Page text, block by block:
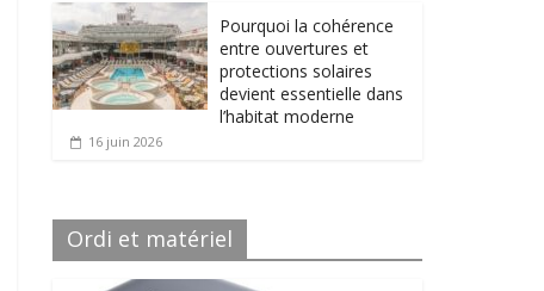
Pourquoi la cohérence
entre ouvertures et
protections solaires
devient essentielle dans
l’habitat moderne
16 juin 2026
Ordi et matériel